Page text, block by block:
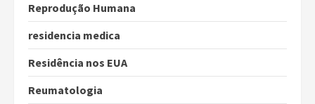
Reprodução Humana
residencia medica
Residência nos EUA
Reumatologia